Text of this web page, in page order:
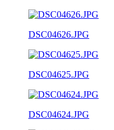
DSC04626.JPG
DSC04625.JPG
DSC04624.JPG